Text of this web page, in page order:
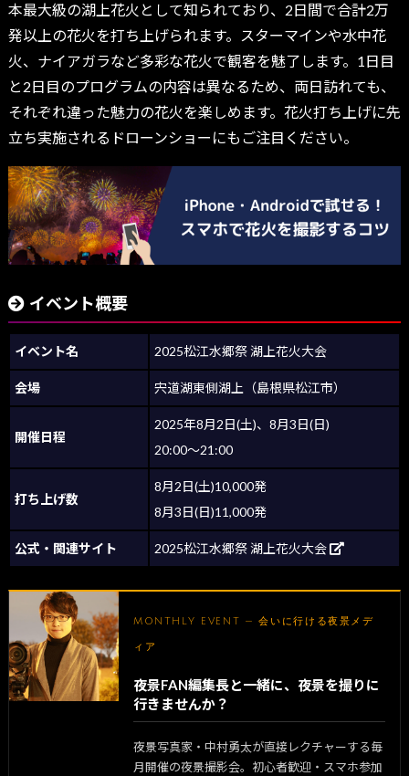
本最大級の湖上花火として知られており、2日間で合計2万
発以上の花火を打ち上げられます。スターマインや水中花
火、ナイアガラなど多彩な花火で観客を魅了します。1日目
と2日目のプログラムの内容は異なるため、両日訪れても、
それぞれ違った魅力の花火を楽しめます。花火打ち上げに先
立ち実施されるドローンショーにもご注目ください。
イベント概要
イベント名 2025松江水郷祭 湖上花火大会
会場 宍道湖東側湖上（島根県松江市）
開催日程
2025年8月2日(土)、8月3日(日)
20:00～21:00
打ち上げ数
8月2日(土)10,000発
8月3日(日)11,000発
公式・関連サイト 2025松江水郷祭 湖上花火大会
MONTHLY EVENT — 会いに行ける夜景メデ
ィア
夜景FAN編集長と一緒に、夜景を撮りに
行きませんか？
夜景写真家・中村勇太が直接レクチャーする毎
月開催の夜景撮影会。初心者歓迎・スマホ参加